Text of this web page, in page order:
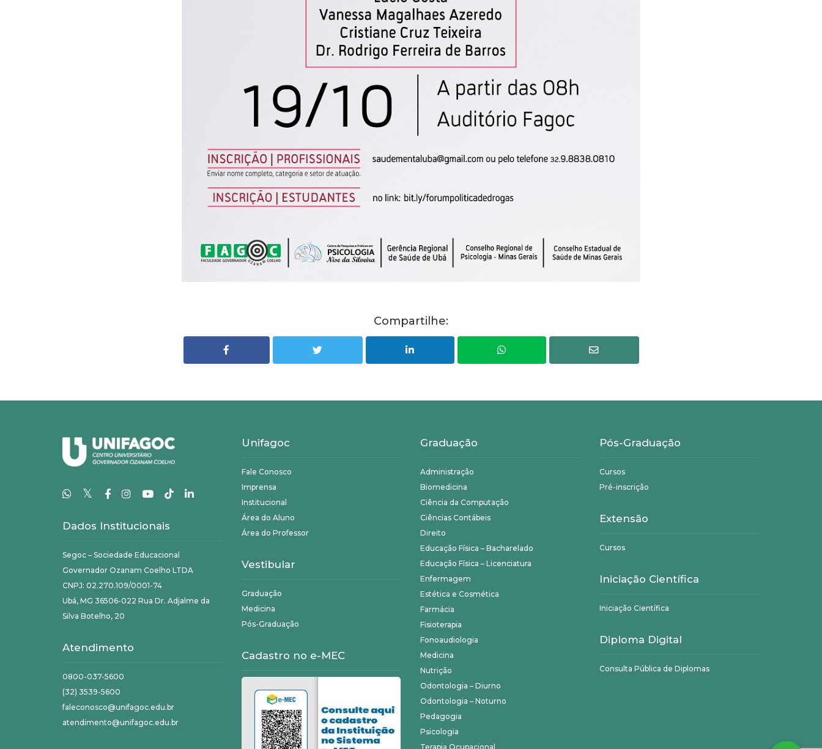
Compartilhe:
𝕏
Dados Institucionais
Segoc – Sociedade Educacional
Governador Ozanam Coelho LTDA
CNPJ: 02.270.109/0001-74
Ubá, MG 36506-022 Rua Dr. Adjalme da
Silva Botelho, 20
Atendimento
0800-037-5600
(32) 3539-5600
faleconosco@unifagoc.edu.br
atendimento@unifagoc.edu.br
Unifagoc
Fale Conosco
Imprensa
Institucional
Área do Aluno
Área do Professor
Vestibular
Graduação
Medicina
Pós-Graduação
Cadastro no e-MEC
Graduação
Administração
Biomedicina
Ciência da Computação
Ciências Contábeis
Direito
Educação Física – Bacharelado
Educação Física – Licenciatura
Enfermagem
Estética e Cosmética
Farmácia
Fisioterapia
Fonoaudiologia
Medicina
Nutrição
Odontologia – Diurno
Odontologia – Noturno
Pedagogia
Psicologia
Terapia Ocupacional
Pós-Graduação
Cursos
Pré-inscrição
Extensão
Cursos
Iniciação Científica
Iniciação Científica
Diploma Digital
Consulta Pública de Diplomas